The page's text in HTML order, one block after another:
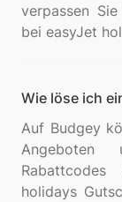
verpassen
Wie löse ich
Auf Budgey
Angeboten
holidays